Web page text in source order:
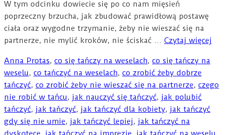
W tym odcinku dowiecie się po co nam mięsień
poprzeczny brzucha, jak zbudować prawidłową postawę
ciała oraz wygodne trzymanie, żeby nie wieszać się na
partnerze, nie mylić kroków, nie ściskać … Czytaj więcej
Anna Protas, co się tańczy na weselach, co się tańczy na
weselu, co tańczyć na weselach, co zrobić żeby dobrze
tańczyć, co zrobić żeby nie wieszać się na partnerze, czego
nie robić w tańcu, jak nauczyć się tańczyć, jak polubić
tańczyć, jak tańczyć, jak tańczyć dla kobiety, jak tańczyć
gdy się nie umie, jak tańczyć lepiej, jak tańczyć na